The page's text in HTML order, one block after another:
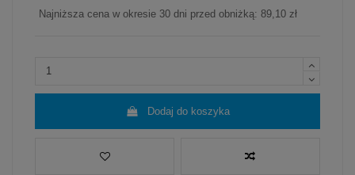
Najniższa cena w okresie 30 dni przed obniżką: 89,10 zł
Dodaj do koszyka